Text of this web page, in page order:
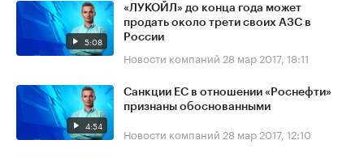
5:08
«ЛУКОЙЛ» до конца года может
продать около трети своих АЗС в
России
Новости компаний 28 мар 2017, 18:11
4:54
Санкции ЕС в отношении «Роснефти»
признаны обоснованными
Новости компаний 28 мар 2017, 12:10